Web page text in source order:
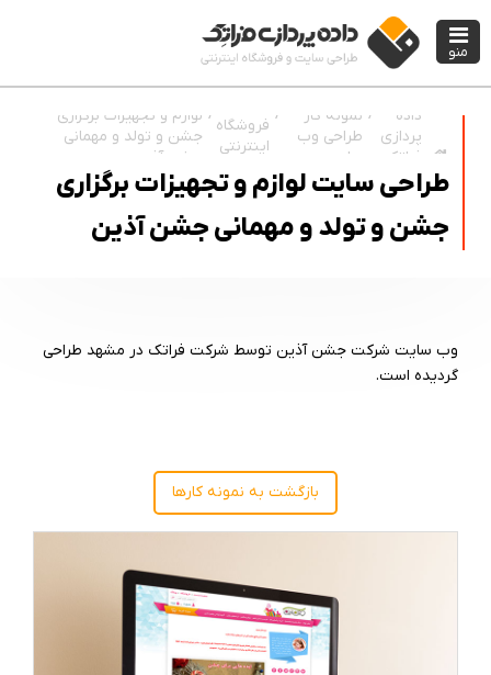
داده
پردازی
فراتک
نمونه کار
طراحی وب
سایت
فروشگاه
اینترنتی
لوازم و تجهیزات برگزاری
جشن و تولد و مهمانی
جشن آذین
طراحی سایت لوازم و تجهیزات برگزاری
جشن و تولد و مهمانی جشن آذین
وب سایت شرکت جشن آذین توسط شرکت فراتک در مشهد طراحی
گردیده است.
بازگشت به نمونه کارها
منو